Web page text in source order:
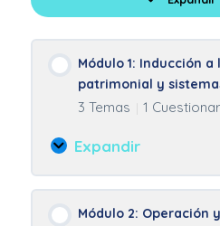
Módulo 1: Inducción
patrimonial y
3 Temas 1
Expandir
Módulo
1:
a
Módulo 2: Operación